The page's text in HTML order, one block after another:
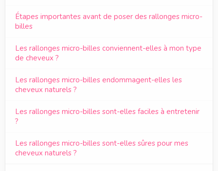
Étapes importantes avant de poser des rallonges micro-
billes
Les rallonges micro-billes conviennent-elles à mon type
de cheveux ?
Les rallonges micro-billes endommagent-elles les
cheveux naturels ?
Les rallonges micro-billes sont-elles faciles à entretenir
?
Les rallonges micro-billes sont-elles sûres pour mes
cheveux naturels ?